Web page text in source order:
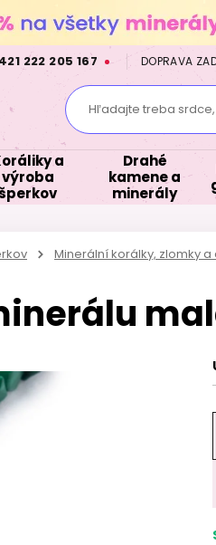
222 205 167 DOPRAVA
Hľadajte treba srdce,
a
výroba
Drahé
kamene a
minerály
Minerální korálky, zlomky